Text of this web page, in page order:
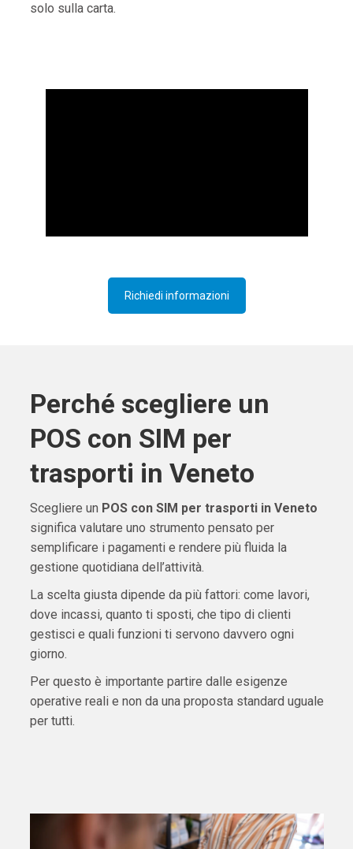
solo sulla carta.
Richiedi informazioni
Perché scegliere un
POS con SIM per
trasporti in Veneto
Scegliere un POS con SIM per trasporti in Veneto
significa valutare uno strumento pensato per
semplificare i pagamenti e rendere più fluida la
gestione quotidiana dell’attività.
La scelta giusta dipende da più fattori: come lavori,
dove incassi, quanto ti sposti, che tipo di clienti
gestisci e quali funzioni ti servono davvero ogni
giorno.
Per questo è importante partire dalle esigenze
operative reali e non da una proposta standard uguale
per tutti.